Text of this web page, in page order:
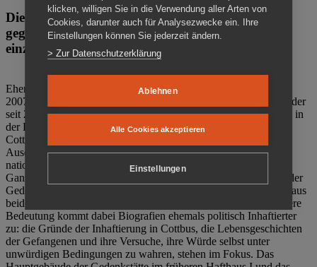
Die Gedenkstätte Zuchthaus Cottbus ist ein Ort
gegen das Vergessen. Anschaulich, nah und
einzigartig.
Ehemalige politische Häftlinge der DDR gründeten im Oktober
2007 den Verein Menschenrechtszentrum Cottbus e. V. (MRZ), der
seit 2011 Eigentümer des ehemaligen Gefängnisses (1860-2002) in
der Bautzener Straße und Träger der Gedenkstätte Zuchthaus
Cottbus ist. Im Zentrum der Arbeit der Gedenkstätte steht die
Auseinandersetzung mit politischem Unrecht während der
nationalsozialistischen Terrorherrschaft und der SED-Diktatur.
Ganzjährig zeigen mehrere Dauer- und Sonderausstellungen in der
Gedenkstätte Zuchthaus Cottbus Beispiele politischen Unrechts aus
beiden deutschen Diktaturen des 20. Jahrhunderts. Eine besondere
Bedeutung kommt dabei Biografien ehemals politisch Inhaftierter
zu: die Gründe der Inhaftierung in Cottbus, die Lebensgeschichten
der Gefangenen und ihre Versuche, ihre Würde selbst unter
unwürdigen Bedingungen zu wahren, stehen im Fokus. Das
klicken, willigen Sie in die Verwendung aller Arten von
Cookies, darunter auch für Analysezwecke ein. Ihre
Einstellungen können Sie jederzeit ändern.
> Zur Datenschutzerklärung
Ablehnen
Alle Cookies akzeptieren
Einstellungen